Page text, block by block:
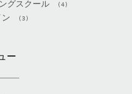
グスクール (4)
ン (3)
ー